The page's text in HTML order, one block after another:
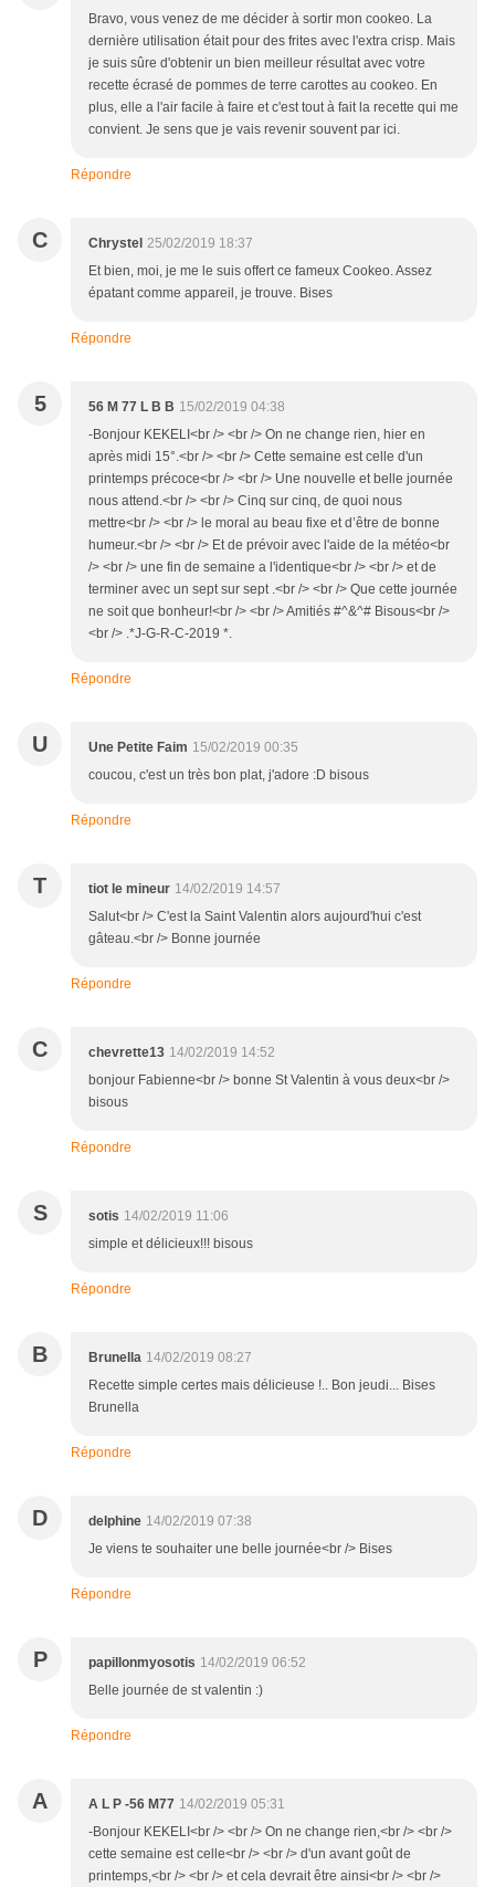
Bravo, vous venez de me décider à sortir mon cookeo. La
dernière utilisation était pour des frites avec l'extra crisp. Mais
je suis sûre d'obtenir un bien meilleur résultat avec votre
recette écrasé de pommes de terre carottes au cookeo. En
plus, elle a l'air facile à faire et c'est tout à fait la recette qui me
convient. Je sens que je vais revenir souvent par ici.
Répondre
C Chrystel 25/02/2019 18:37
Et bien, moi, je me le suis offert ce fameux Cookeo. Assez
épatant comme appareil, je trouve. Bises
Répondre
5 56 M 77 L B B 15/02/2019 04:38
-Bonjour KEKELI<br /> <br /> On ne change rien, hier en
après midi 15°.<br /> <br /> Cette semaine est celle d'un
printemps précoce<br /> <br /> Une nouvelle et belle journée
nous attend.<br /> <br /> Cinq sur cinq, de quoi nous
mettre<br /> <br /> le moral au beau fixe et d’être de bonne
humeur.<br /> <br /> Et de prévoir avec l'aide de la météo<br
/> <br /> une fin de semaine a l'identique<br /> <br /> et de
terminer avec un sept sur sept .<br /> <br /> Que cette journée
ne soit que bonheur!<br /> <br /> Amitiés #^&^# Bisous<br />
<br /> .*J-G-R-C-2019 *.
Répondre
U Une Petite Faim 15/02/2019 00:35
coucou, c'est un très bon plat, j'adore :D bisous
Répondre
T tiot le mineur 14/02/2019 14:57
Salut<br /> C'est la Saint Valentin alors aujourd'hui c'est
gâteau.<br /> Bonne journée
Répondre
C chevrette13 14/02/2019 14:52
bonjour Fabienne<br /> bonne St Valentin à vous deux<br />
bisous
Répondre
S sotis 14/02/2019 11:06
simple et délicieux!!! bisous
Répondre
B Brunella 14/02/2019 08:27
Recette simple certes mais délicieuse !.. Bon jeudi... Bises
Brunella
Répondre
D delphine 14/02/2019 07:38
Je viens te souhaiter une belle journée<br /> Bises
Répondre
P papillonmyosotis 14/02/2019 06:52
Belle journée de st valentin :)
Répondre
A A L P -56 M77 14/02/2019 05:31
-Bonjour KEKELI<br /> <br /> On ne change rien,<br /> <br />
cette semaine est celle<br /> <br /> d'un avant goût de
printemps,<br /> <br /> et cela devrait être ainsi<br /> <br />